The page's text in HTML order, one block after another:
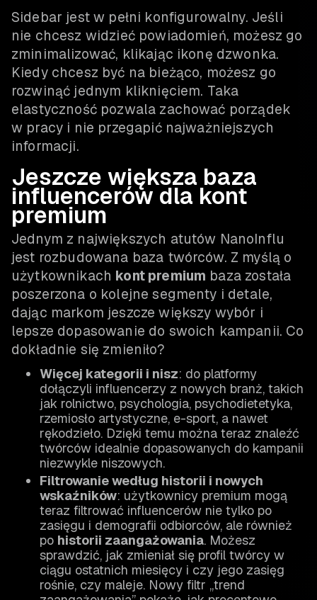
Sidebar jest w pełni konfigurowalny. Jeśli
nie chcesz widzieć powiadomień, możesz go
zminimalizować, klikając ikonę dzwonka.
Kiedy chcesz być na bieżąco, możesz go
rozwinąć jednym kliknięciem. Taka
elastyczność pozwala zachować porządek
w pracy i nie przegapić najważniejszych
informacji.
Jeszcze większa baza
influencerów dla kont
premium
Jednym z największych atutów NanoInflu
jest rozbudowana baza twórców. Z myślą o
użytkownikach kont premium baza została
poszerzona o kolejne segmenty i detale,
dając markom jeszcze większy wybór i
lepsze dopasowanie do swoich kampanii. Co
dokładnie się zmieniło?
Więcej kategorii i nisz: do platformy
dołączyli influencerzy z nowych branż, takich
jak rolnictwo, psychologia, psychodietetyka,
rzemiosło artystyczne, e-sport, a nawet
rękodzieło. Dzięki temu można teraz znaleźć
twórców idealnie dopasowanych do kampanii
niezwykle niszowych.
Filtrowanie według historii i nowych
wskaźników: użytkownicy premium mogą
teraz filtrować influencerów nie tylko po
zasięgu i demografii odbiorców, ale również
po historii zaangażowania. Możesz
sprawdzić, jak zmieniał się profil twórcy w
ciągu ostatnich miesięcy i czy jego zasięg
rośnie, czy maleje. Nowy filtr „trend